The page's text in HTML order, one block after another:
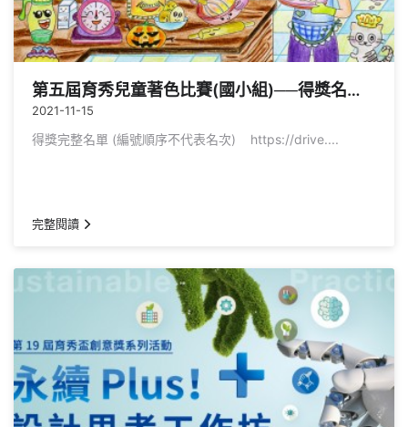
第五屆育秀兒童著色比賽(國小組)──得獎名單公告
2021-11-15
得獎完整名單 (編號順序不代表名次) https://drive....
完整閱讀